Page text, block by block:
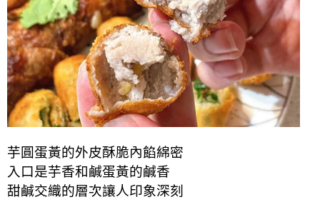
芋圓蛋黃的外皮酥脆內餡綿密
入口是芋香和鹹蛋黃的鹹香
甜鹹交織的層次讓人印象深刻